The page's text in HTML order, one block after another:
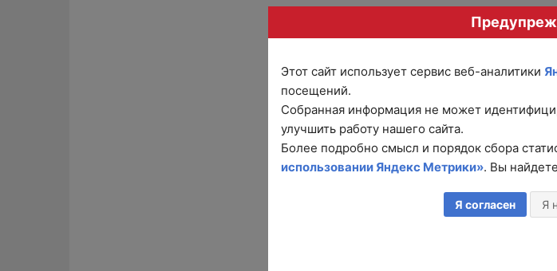
Этот сайт использует сервис веб-аналитики
посещений.
Собранная информация не может
улучшить работу нашего сайта.
Более подробно смысл и порядок сбора
использовании Яндекс Метрики». Вы